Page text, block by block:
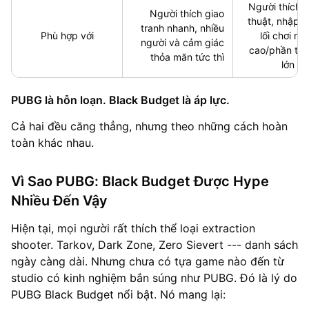
Phù hợp với
Người thích giao
tranh nhanh, nhiều
người và cảm giác
thỏa mãn tức thì
Người thích
thuật, nhập
lối chơi rủi
cao/phần
lớn
PUBG là hỗn loạn. Black Budget là áp lực.
Cả hai đều căng thẳng, nhưng theo những cách hoàn
toàn khác nhau.
Vì Sao PUBG: Black Budget Được Hype
Nhiều Đến Vậy
Hiện tại, mọi người rất thích thể loại extraction
shooter. Tarkov, Dark Zone, Zero Sievert --- danh sách
ngày càng dài. Nhưng chưa có tựa game nào đến từ
studio có kinh nghiệm bắn súng như PUBG. Đó là lý do
PUBG Black Budget nổi bật. Nó mang lại: